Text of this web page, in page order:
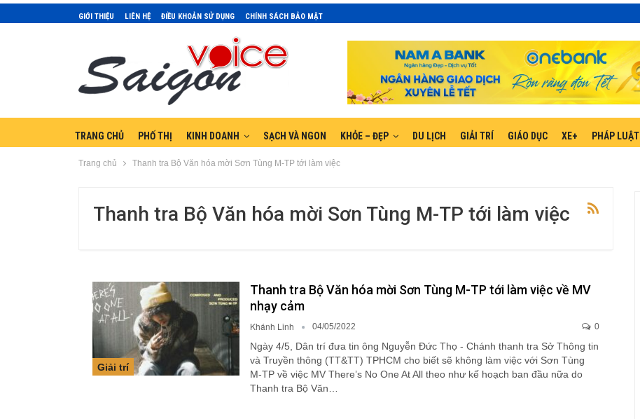
GIỚI THIỆU LIÊN HỆ ĐIỀU KHOẢN SỬ DỤNG CHÍNH SÁCH BẢO MẬT
TRANG CHỦ PHỐ THỊ KINH DOANH SẠCH VÀ NGON KHỎE – ĐẸP DU LỊCH GIẢI TRÍ GIÁO DỤC XE+ PHÁP LUẬT
Trang chủ Thanh tra Bộ Văn hóa mời Sơn Tùng M-TP tới làm việc
Thanh tra Bộ Văn hóa mời Sơn Tùng M-TP tới làm việc
Giải trí
Thanh tra Bộ Văn hóa mời Sơn Tùng M-TP tới làm việc về MV
nhạy cảm
Khánh Linh 04/05/2022 0
Ngày 4/5, Dân trí đưa tin ông Nguyễn Đức Thọ - Chánh thanh tra Sở Thông tin
và Truyền thông (TT&TT) TPHCM cho biết sẽ không làm việc với Sơn Tùng
M-TP về việc MV There’s No One At All theo như kế hoạch ban đầu nữa do
Thanh tra Bộ Văn…